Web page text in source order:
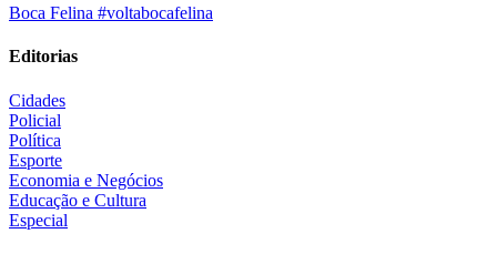
Boca Felina #voltabocafelina
Editorias
Cidades
Policial
Política
Esporte
Economia e Negócios
Educação e Cultura
Especial